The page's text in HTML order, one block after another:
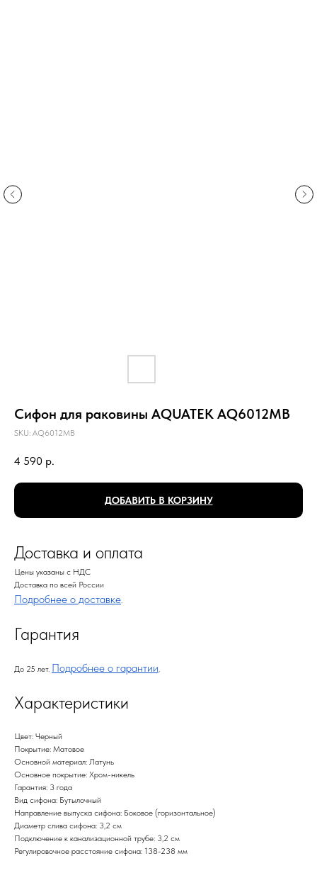
Сифон для раковины AQUATEK AQ6012MB
SKU: AQ6012MB
4 590 р.
ДОБАВИТЬ В КОРЗИНУ
Доставка и оплата
Цены указаны с НДС
Доставка по всей России
Подробнее о доставке.
Гарантия
До 25 лет. Подробнее о гарантии.
Характеристики
Цвет: Черный
Покрытие: Матовое
Основной материал: Латунь
Основное покрытие: Хром-никель
Гарантия: 3 года
Вид сифона: Бутылочный
Направление выпуска сифона: Боковое (горизонтальное)
Диаметр слива сифона: 3,2 см
Подключение к канализационной трубе: 3,2 см
Регулировочное расстояние сифона: 138-238 мм